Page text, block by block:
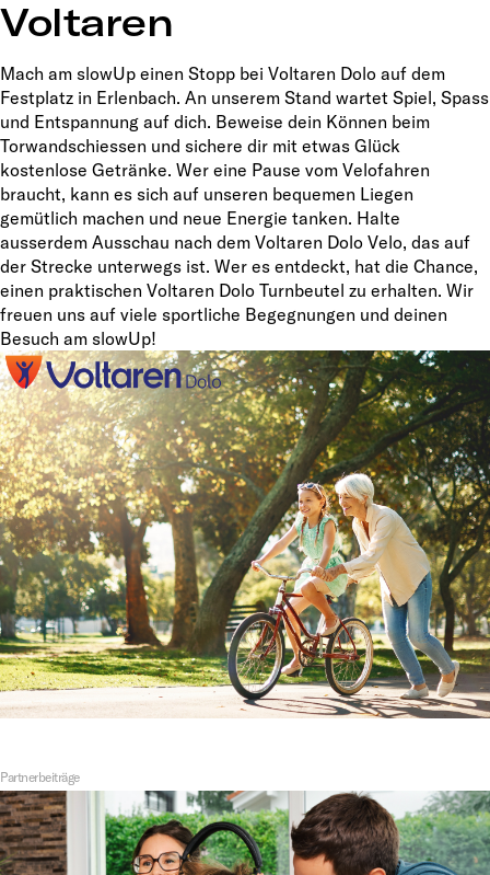
Voltaren
Mach am slowUp einen Stopp bei Voltaren Dolo auf dem
Festplatz in Erlenbach. An unserem Stand wartet Spiel, Spass
und Entspannung auf dich. Beweise dein Können beim
Torwandschiessen und sichere dir mit etwas Glück
kostenlose Getränke. Wer eine Pause vom Velofahren
braucht, kann es sich auf unseren bequemen Liegen
gemütlich machen und neue Energie tanken. Halte
ausserdem Ausschau nach dem Voltaren Dolo Velo, das auf
der Strecke unterwegs ist. Wer es entdeckt, hat die Chance,
einen praktischen Voltaren Dolo Turnbeutel zu erhalten. Wir
freuen uns auf viele sportliche Begegnungen und deinen
Besuch am slowUp!
Partnerbeiträge